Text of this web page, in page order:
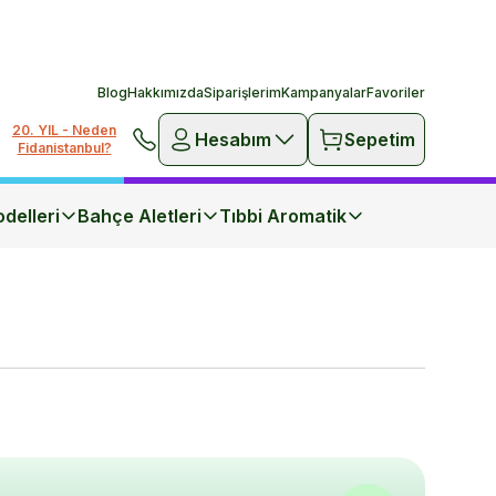
BlogHakkımızdaSiparişlerimKampanyalarFavoriler
20. YIL - Neden
Fidanistanbul?
Hesabım Sepetim
Bahçe Aletleri Tıbbi Aromatik